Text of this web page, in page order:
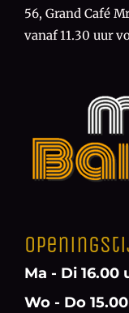
56, Grand Café
vanaf 11.30 uur
Ma - Di 16.00
Wo - Do